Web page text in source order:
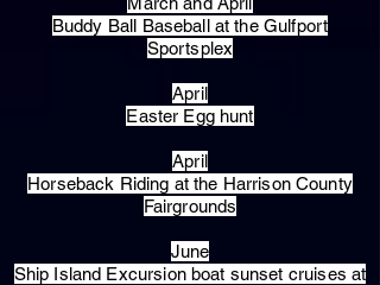
Buddy Ball Baseball at the Gulfport
Sportsplex
April
Easter Egg hunt
April
Horseback Riding at the Harrison County
Fairgrounds
June
Ship Island Excursion boat sunset cruises at